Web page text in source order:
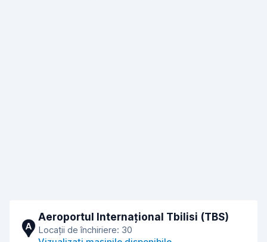
A
Aeroportul Internațional Tbilisi (TBS)
Locații de închiriere: 30